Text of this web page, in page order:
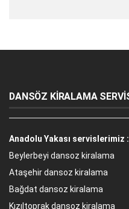
DANSÖZ KİRALAMA
Anadolu Yakası servislerimiz :
Beylerbeyi dansoz kiralama
Ataşehir dansoz kiralama
Bağdat dansoz kiralama
Kızıltoprak dansoz kiralama